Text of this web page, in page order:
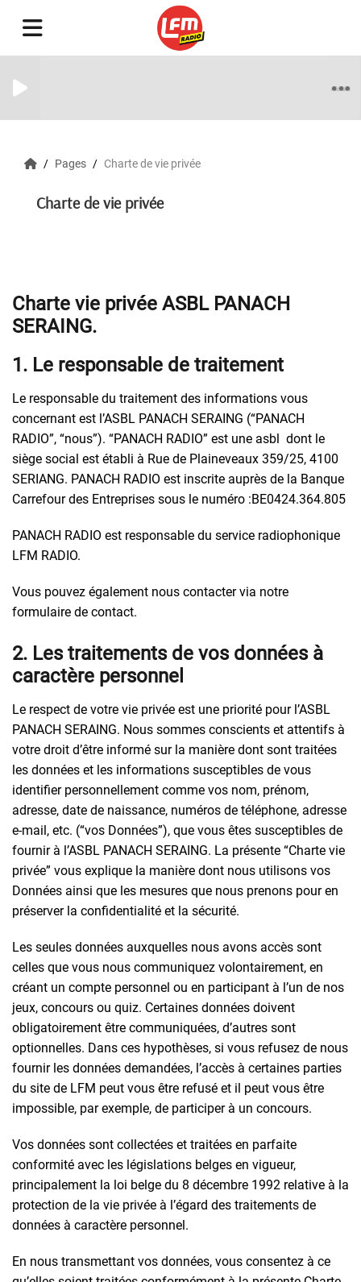
Pages Charte de vie privée
Charte de vie privée
Charte vie privée ASBL PANACH
SERAING.
1. Le responsable de traitement
Le responsable du traitement des informations vous
concernant est l’ASBL PANACH SERAING (“PANACH
RADIO”, “nous”). “PANACH RADIO” est une asbl dont le
siège social est établi à Rue de Plaineveaux 359/25, 4100
SERIANG. PANACH RADIO est inscrite auprès de la Banque
Carrefour des Entreprises sous le numéro :BE0424.364.805
PANACH RADIO est responsable du service radiophonique
LFM RADIO.
Vous pouvez également nous contacter via notre
formulaire de contact.
2. Les traitements de vos données à
caractère personnel
Le respect de votre vie privée est une priorité pour l’ASBL
PANACH SERAING. Nous sommes conscients et attentifs à
votre droit d’être informé sur la manière dont sont traitées
les données et les informations susceptibles de vous
identifier personnellement comme vos nom, prénom,
adresse, date de naissance, numéros de téléphone, adresse
e-mail, etc. (“vos Données”), que vous êtes susceptibles de
fournir à l’ASBL PANACH SERAING. La présente “Charte vie
privée” vous explique la manière dont nous utilisons vos
Données ainsi que les mesures que nous prenons pour en
préserver la confidentialité et la sécurité.
Les seules données auxquelles nous avons accès sont
celles que vous nous communiquez volontairement, en
créant un compte personnel ou en participant à l’un de nos
jeux, concours ou quiz. Certaines données doivent
obligatoirement être communiquées, d’autres sont
optionnelles. Dans ces hypothèses, si vous refusez de nous
fournir les données demandées, l’accès à certaines parties
du site de LFM peut vous être refusé et il peut vous être
impossible, par exemple, de participer à un concours.
Vos données sont collectées et traitées en parfaite
conformité avec les législations belges en vigueur,
principalement la loi belge du 8 décembre 1992 relative à la
protection de la vie privée à l’égard des traitements de
données à caractère personnel.
En nous transmettant vos données, vous consentez à ce